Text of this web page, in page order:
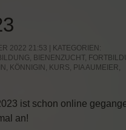
2022 21:53 | KATEGORIEN:
, BIENENZUCHT,
, KÖNNIGIN, KURS, PIA AUMEIER,
ist schon online
an!